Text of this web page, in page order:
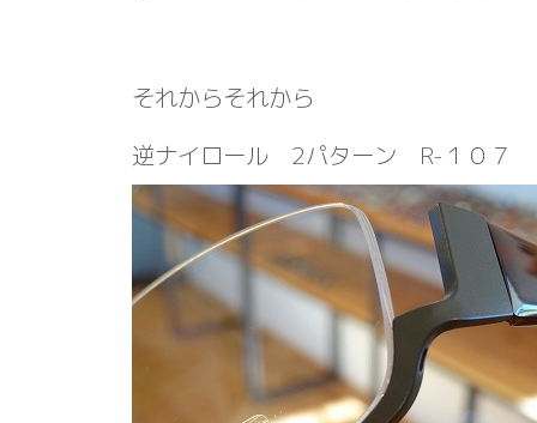
それからそれから
逆ナイロール 2パターン R-１０７